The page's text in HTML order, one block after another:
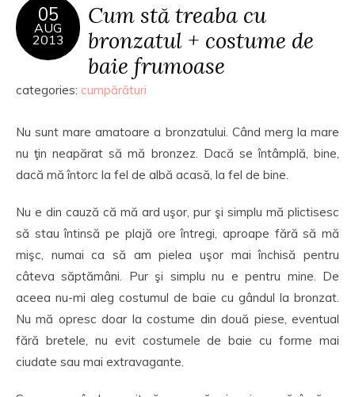
05
AUG
2013
Cum stă treaba cu
bronzatul + costume de
baie frumoase
categories: cumpărături
Nu sunt mare amatoare a bronzatului. Când merg la mare
nu ţin neapărat să mă bronzez. Dacă se întâmplă, bine,
dacă mă întorc la fel de albă acasă, la fel de bine.
Nu e din cauză că mă ard uşor, pur şi simplu mă plictisesc
să stau întinsă pe plajă ore întregi, aproape fără să mă
mişc, numai ca să am pielea uşor mai închisă pentru
câteva săptămâni. Pur şi simplu nu e pentru mine. De
aceea nu-mi aleg costumul de baie cu gândul la bronzat.
Nu mă opresc doar la costume din două piese, eventual
fără bretele, nu evit costumele de baie cu forme mai
ciudate sau mai extravagante.